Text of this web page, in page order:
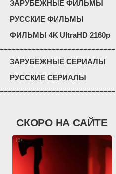
ЗАРУБЕЖНЫЕ ФИЛЬМЫ
РУССКИЕ ФИЛЬМЫ
ФИЛЬМЫ 4K UltraHD 2160p
=============================
ЗАРУБЕЖНЫЕ СЕРИАЛЫ
РУССКИЕ СЕРИАЛЫ
=============================
СКОРО НА САЙТЕ